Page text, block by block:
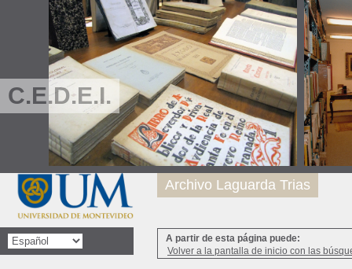
C.E.D.E.I.
A partir de esta página puede:
Volver a la pantalla de inicio con las
Archivo Laguarda Trias